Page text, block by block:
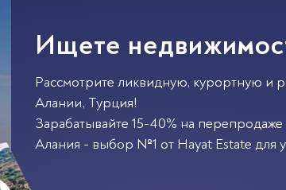
Ищете
Рассмотрите ликвидную, курортную и
Алании, Турция!
Зарабатывайте 15-40% на
Алания - выбор №1 от Hayat Estate для